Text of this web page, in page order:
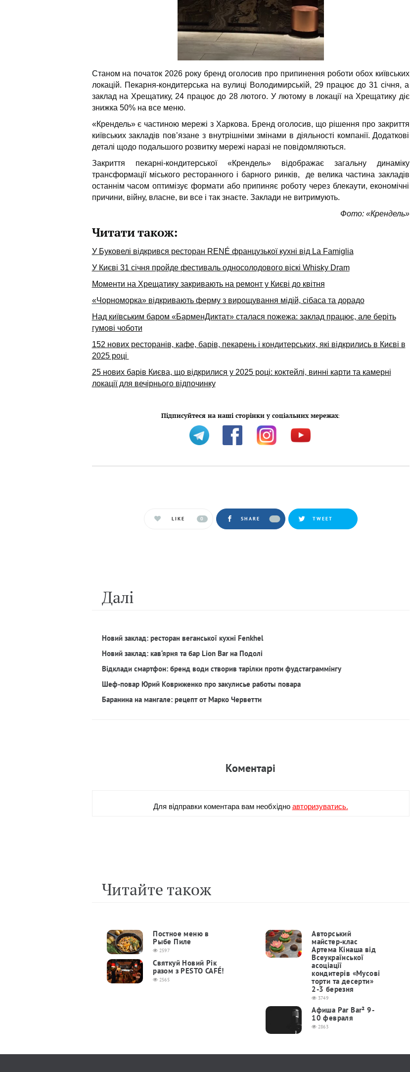
Станом на початок 2026 року бренд оголосив про припинення роботи обох київських
локацій. Пекарня-кондитерська на вулиці Володимирській, 29 працює до 31 січня, а
заклад на Хрещатику, 24 працює до 28 лютого. У лютому в локації на Хрещатику діє
знижка 50% на все меню.
«Крендель» є частиною мережі з Харкова. Бренд оголосив, що рішення про закриття
київських закладів пов’язане з внутрішніми змінами в діяльності компанії. Додаткові
деталі щодо подальшого розвитку мережі наразі не повідомляються.
Закриття пекарні-кондитерської «Крендель» відображає загальну динаміку
трансформації міського ресторанного і барного ринків, де велика частина закладів
останнім часом оптимізує формати або припиняє роботу через блекаути, економічні
причини, війну, власне, ви все і так знаєте. Заклади не витримують.
Фото: «Крендель»
Читати також:
У Буковелі відкрився ресторан RENÉ французької кухні від La Famiglia
У Києві 31 січня пройде фестиваль односолодового віскі Whisky Dram
Моменти на Хрещатику закривають на ремонт у Києві до квітня
«Чорноморка» відкривають ферму з вирощування мідій, сібаса та дорадо
Над київським баром «БарменДиктат» сталася пожежа: заклад працює, але беріть
гумові чоботи
152 нових ресторанів, кафе, барів, пекарень і кондитерських, які відкрились в Києві в
2025 році
25 нових барів Києва, що відкрилися у 2025 році: коктейлі, винні карти та камерні
локації для вечірнього відпочинку
Підписуйтеся на наші сторінки у соціальних мережах:
LIKE 0 SHARE TWEET
Далi
Новий заклад: ресторан веганської кухні Fenkhel
Новий заклад: кав‘ярня та бар Lion Bar на Подолі
Відклади смартфон: бренд води створив тарілки проти фудстаграммінгу
Шеф-повар Юрий Ковриженко про закулисье работы повара
Баранина на мангале: рецепт от Марко Черветти
Коментарi
Для вiдправки коментара вам необхiдноавторизуватись.
Читайте також
Постное меню в
Рыбе Пиле
2597
Святкуй Новий Рік
разом з PESTO CAFÉ!
2565
Авторський
майстер-клас
Артема Кінаша від
Всеукраїнської
асоціації
кондитерів «Мусові
торти та десерти»
2-3 березня
3749
Афиша Par Bar² 9-
10 февраля
2863